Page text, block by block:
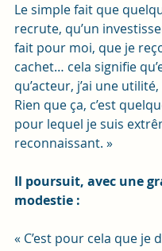
Le simple fait que
recrute, qu’un
fait pour moi, que je
cachet… cela signifie
qu’acteur, j’ai une
Rien que ça, c’est
pour lequel je suis
reconnaissant. »
Il poursuit, avec une
modestie :
« C’est pour cela que je